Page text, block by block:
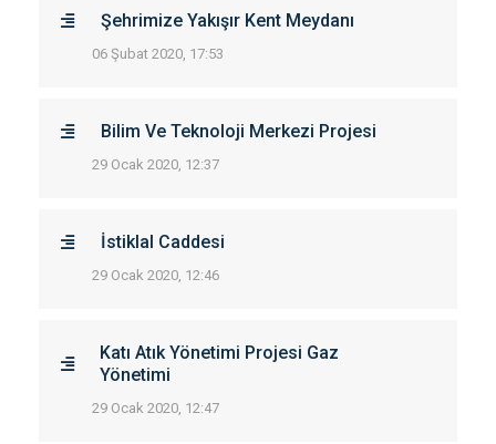
Şehrimize Yakışır Kent Meydanı
06 Şubat 2020, 17:53
Bilim Ve Teknoloji Merkezi Projesi
29 Ocak 2020, 12:37
İstiklal Caddesi
29 Ocak 2020, 12:46
Katı Atık Yönetimi Projesi Gaz
Yönetimi
29 Ocak 2020, 12:47